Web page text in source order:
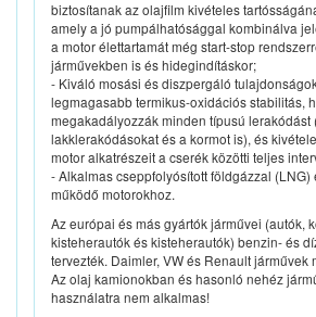
biztosítanak az olajfilm kivételes
amely a jó pumpálhatósággal kombinálva
a motor élettartamát még start-stop
járművekben is és hidegindításkor;
- Kiváló mosási és diszpergáló
legmagasabb termikus-oxidációs stabilitás,
megakadályozzák minden típusú lerakódást
lakklerakódásokat és a kormot is), és
motor alkatrészeit a cserék közötti teljes
- Alkalmas cseppfolyósított földgázzal (LNG)
működő motorokhoz.
Az európai és más gyártók járművei (autók,
kisteherautók és kisteherautók) benzin- és
tervezték. Daimler, VW és Renault járművek
Az olaj kamionokban és hasonló nehéz
használatra nem alkalmas!